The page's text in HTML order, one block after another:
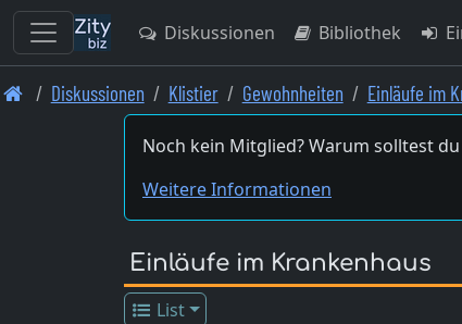
Skip
Diskussionen Bibliothek
Diskussionen Klistier Gewohnheiten Einläufe im
Noch kein Mitglied? Warum solltest
Weitere Informationen
Einläufe im Krankenhaus
List